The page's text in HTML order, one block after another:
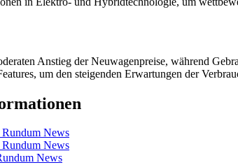
Anstieg der Neuwagenpreise, während
um den steigenden Erwartungen der
News
Rundum News
News